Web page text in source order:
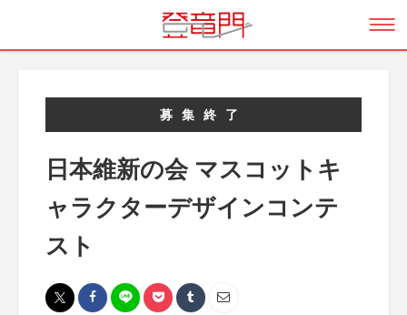
募集終了
日本維新の会 マスコットキ
ャラクターデザインコンテ
スト